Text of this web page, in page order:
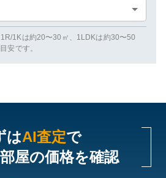
1Kは約20〜30㎡、1LDKは約30〜50
安です。
はAI査定で
屋の価格を確認